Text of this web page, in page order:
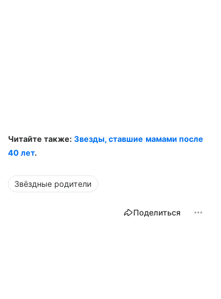
Читайте также: Звезды, ставшие мамами после
40 лет.
Звёздные родители
Поделиться